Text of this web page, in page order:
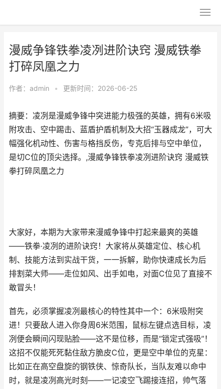
漫威争锋铁拳凌冽进阶诀窍 漫威铁拳
打碎凤凰之力
作者： admin • 更新时间：2026-06-25
摘要：凌冽是漫威争锋中突进能力极强的英雄，拥有6米吸
附攻击、空中踢击、蓝盾护盾机制及大招“玉器成龙”，可大
幅强化机动性、伤害与格挡反伤，专克后排与空中单位，
是切C位的顶尖选择。,漫威争锋铁拳凌冽进阶诀窍 漫威铁
拳打碎凤凰之力
大家好，本期为大家带来漫威争锋中打起来最爽的英雄
——铁拳·凌冽的进阶诀窍！大家将从英雄定位、核心机
制、技能方法到实战干货，一一拆解，助你快速成长为后
排割菜大师——走位如风、出手如电，对面C位见了直接不
敢冒头！
首先，必须掌握凌冽最核心的特性其中一个：6米吸附突
进！只要敌人进入你身周6米范围，鼠标左键点选目标，凌
冽便会瞬间闪现贴脸——这不是位移，而是“锁定式强吸”！
这招不仅能死死黏住敌方脆皮C位，更是空中单位的克星：
比如正在高空盘旋的钢铁侠、惊奇队长，当队友难以命中
时，就是凌冽高光时刻——一记凌空飞踢接连招，帅气落